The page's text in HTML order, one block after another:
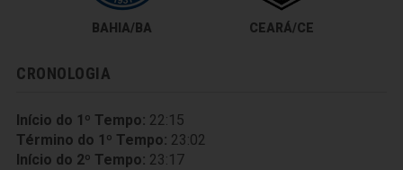
BAHIA/BA CEARÁ/CE
CRONOLOGIA
Início do 1º Tempo: 22:15
Término do 1º Tempo: 23:02
Início do 2º Tempo: 23:17